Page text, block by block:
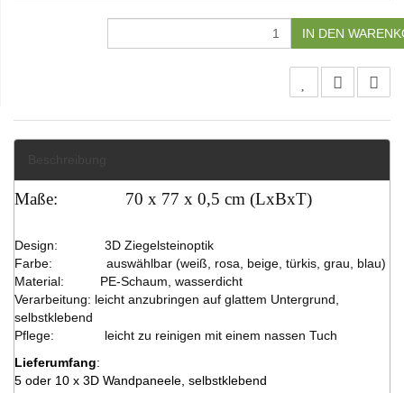
IN DEN
Maße: 70 x 77 x 0,5 cm (LxBxT)
Design:
3D Ziegelsteinoptik
Farbe:
auswählbar (weiß, rosa, beige, türkis, grau, blau)
Material:
PE-Schaum, wasserdicht
Verarbeitung: leicht anzubringen auf glattem Untergrund,
selbstklebend
Pflege:
leicht zu reinigen mit einem nassen Tuch
Lieferumfang:
5 oder 10 x 3D Wandpaneele, selbstklebend